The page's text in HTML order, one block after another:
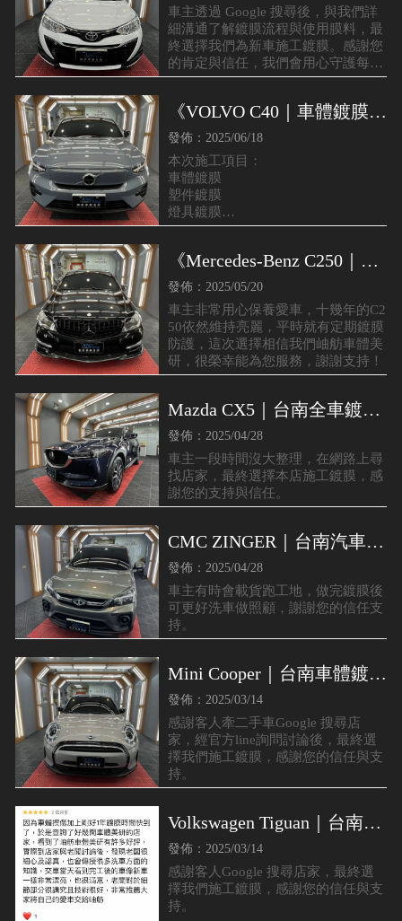
車體鍍膜
車主透過 Google 搜尋後，與我們詳
細溝通了解鍍膜流程與使用膜料，最
終選擇我們為新車施工鍍膜。感謝您
的肯定與信任，我們會用心守護每一
台愛車！
《VOLVO C40｜車體鍍膜》
｜台南全車鍍膜｜東區車體
鍍膜
發佈：2025/06/18
本次施工項目：
車體鍍膜
塑件鍍膜
燈具鍍膜
鍍鉻鍍膜
《Mercedes-Benz C250｜車
體鍍膜》｜台南新車鍍膜｜
安平區車體鍍膜
發佈：2025/05/20
車主非常用心保養愛車，十幾年的C2
50依然維持亮麗，平時就有定期鍍膜
防護，這次選擇相信我們岫舫車體美
研，很榮幸能為您服務，謝謝支持！
Mazda CX5｜台南全車鍍膜
｜安定區車體鍍膜
發佈：2025/04/28
車主一段時間沒大整理，在網路上尋
找店家，最終選擇本店施工鍍膜，感
謝您的支持與信任。
CMC ZINGER｜台南汽車鍍
膜｜北區車體鍍膜
發佈：2025/04/28
車主有時會載貨跑工地，做完鍍膜後
可更好洗車做照顧，謝謝您的信任支
持。
Mini Cooper｜台南車體鍍膜
推薦｜台南汽車鍍膜推薦
發佈：2025/03/14
感謝客人牽二手車Google 搜尋店
家，經官方line詢問討論後，最終選
擇我們施工鍍膜，感謝您的信任與支
持。
Volkswagen Tiguan｜台南全
車鍍膜推薦｜台南汽車鍍膜
推薦
發佈：2025/03/14
感謝客人Google 搜尋店家，最終選
擇我們施工鍍膜，感謝您的信任與支
持。